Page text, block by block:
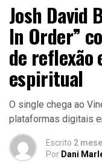
Josh David
In Order”
de reflexão
espiritual
O single chega ao
plataformas digitais
Escrito 2
Por Dani